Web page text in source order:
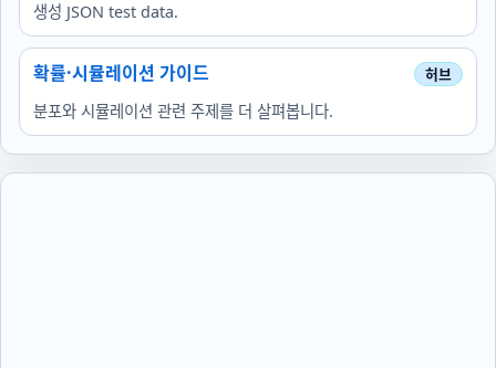
생성 JSON test data.
확률·시뮬레이션 가이드
분포와 시뮬레이션 관련 주제를 더 살펴봅니다.